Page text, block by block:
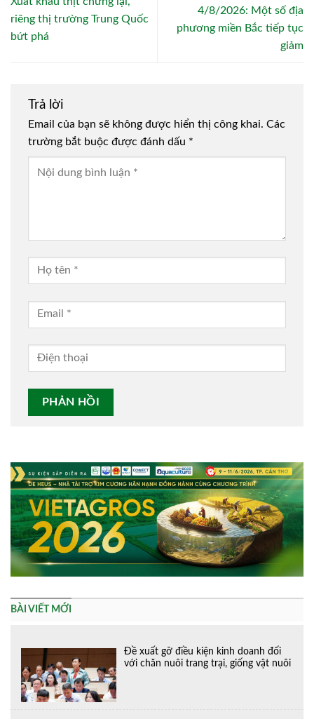
riêng thị trường Trung Quốc
bứt phá
4/8/2026: Một số địa
phương miền Bắc tiếp tục
giảm
Trả lời
Email của bạn sẽ không được hiển thị công khai. Các
trường bắt buộc được đánh dấu *
BÀI VIẾT MỚI
Đề xuất gỡ điều kiện kinh doanh đối
với chăn nuôi trang trại, giống vật nuôi